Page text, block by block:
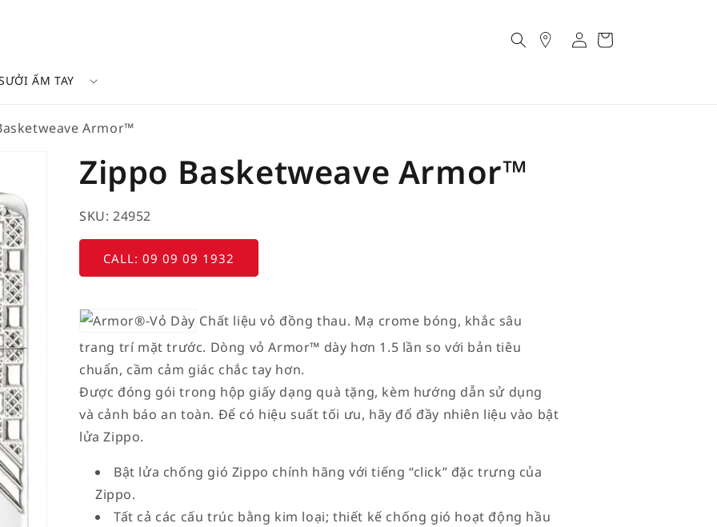
ẤM TAY
AccountCart
Armor™
Zippo Basketweave Armor™
SKU: 24952
CALL: 09 09 09 1932
Chất liệu vỏ đồng thau. Mạ crome bóng, khắc sâu
trang trí mặt trước. Dòng vỏ Armor™ dày hơn 1.5 lần so với bản tiêu
chuẩn, cầm cảm giác chắc tay hơn.
Được đóng gói trong hộp giấy dạng quà tặng, kèm hướng dẫn sử dụng
và cảnh báo an toàn. Để có hiệu suất tối ưu, hãy đổ đầy nhiên liệu vào bật
lửa Zippo.
Bật lửa chống gió Zippo chính hãng với tiếng “click” đặc trưng của
Zippo.
Tất cả các cấu trúc bằng kim loại; thiết kế chống gió hoạt động hầu